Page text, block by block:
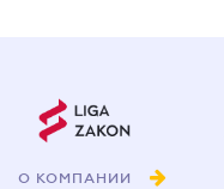
О КОМПАНИИ